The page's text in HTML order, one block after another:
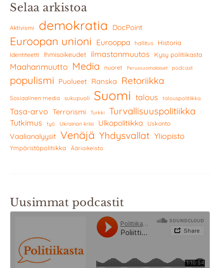
Selaa arkistoa
Aktivismi demokratia DocPoint
Euroopan unioni Eurooppa hallitus Historia
Identiteetti Ihmisoikeudet ilmastonmuutos Kysy politiikasta
Maahanmuutto Media nuoret Perussuomalaiset podcast
populismi Puolueet Ranska Retoriikka
Sosiaalinen media sukupuoli Suomi talous talouspolitiikka
Tasa-arvo Terrorismi Turkki Turvallisuuspolitiikka
Tutkimus työ Ukrainan kriisi Ulkopolitiikka Uskonto
Vaalianalyysit Venäjä Yhdysvallat Yliopisto
Ympäristöpolitiikka Äärioikeisto
Uusimmat podcastit